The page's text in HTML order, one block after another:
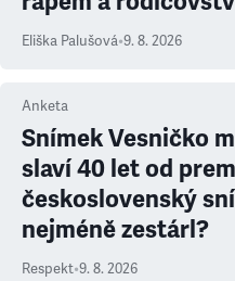
Eliška Palušová•9. 8. 2026
Anketa
Snímek Vesničko
slaví 40 let od
československý
nejméně zestárl?
Respekt•9. 8. 2026